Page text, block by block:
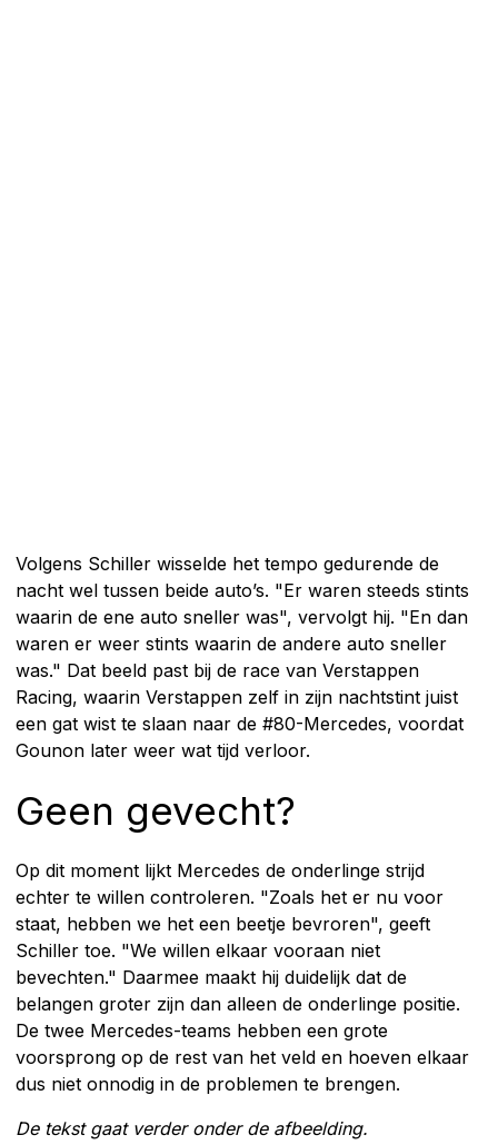
Volgens Schiller wisselde het tempo gedurende de
nacht wel tussen beide auto’s. "Er waren steeds stints
waarin de ene auto sneller was", vervolgt hij. "En dan
waren er weer stints waarin de andere auto sneller
was." Dat beeld past bij de race van Verstappen
Racing, waarin Verstappen zelf in zijn nachtstint juist
een gat wist te slaan naar de #80-Mercedes, voordat
Gounon later weer wat tijd verloor.
Geen gevecht?
Op dit moment lijkt Mercedes de onderlinge strijd
echter te willen controleren. "Zoals het er nu voor
staat, hebben we het een beetje bevroren", geeft
Schiller toe. "We willen elkaar vooraan niet
bevechten." Daarmee maakt hij duidelijk dat de
belangen groter zijn dan alleen de onderlinge positie.
De twee Mercedes-teams hebben een grote
voorsprong op de rest van het veld en hoeven elkaar
dus niet onnodig in de problemen te brengen.
De tekst gaat verder onder de afbeelding.